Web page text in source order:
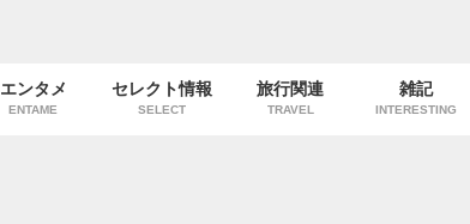
エンタメ
ENTAME
セレクト情報
SELECT
旅行関連
TRAVEL
雑記
INTERESTING